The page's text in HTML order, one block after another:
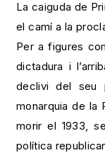
La caiguda de
el camí a la
Per a figures
dictadura i
declivi del seu
monarquia de la
morir el 1933,
política